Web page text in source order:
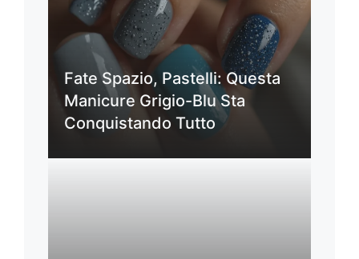
Fate Spazio, Pastelli: Questa
Manicure Grigio-Blu Sta
Conquistando Tutto